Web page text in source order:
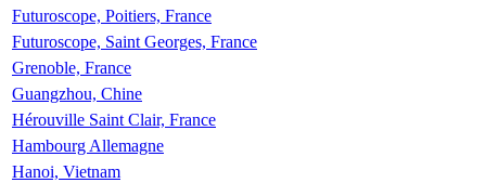
Futuroscope, Poitiers, France
Futuroscope, Saint Georges, France
Grenoble, France
Guangzhou, Chine
Hérouville Saint Clair, France
Hambourg Allemagne
Hanoi, Vietnam